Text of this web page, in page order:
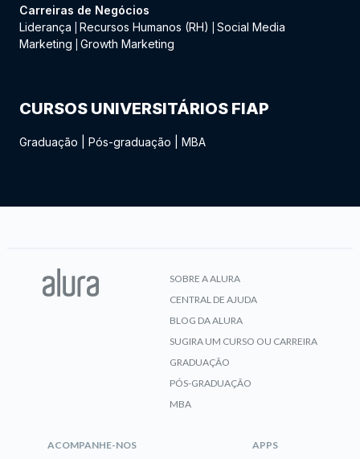
Carreiras de Negócios
Liderança
Recursos Humanos (RH)
Social Media
Marketing
Growth Marketing
CURSOS UNIVERSITÁRIOS FIAP
Graduação Pós-graduação MBA
SOBRE A ALURA
CENTRAL DE AJUDA
BLOG DA ALURA
SUGIRA UM CURSO OU CARREIRA
GRADUAÇÃO
PÓS-GRADUAÇÃO
MBA
ACOMPANHE-NOS APPS